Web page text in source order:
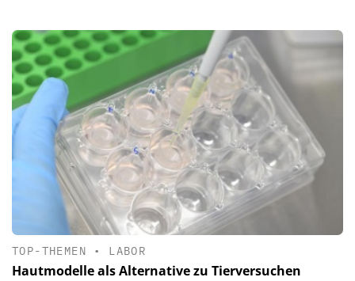
TOP-THEMEN • LABOR
Hautmodelle als Alternative zu Tierversuchen